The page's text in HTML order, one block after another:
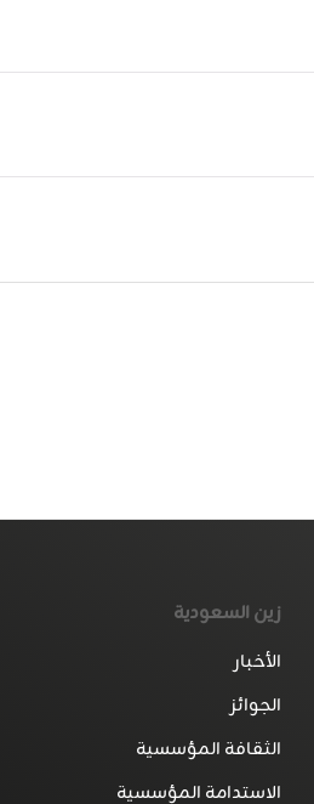
زين السعودية
الأخبار
الجوائز
الثقافة المؤسسية
الاستدامة المؤسسية